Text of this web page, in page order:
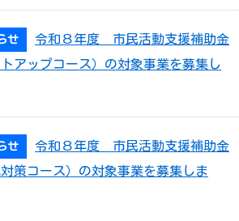
せ
令和８年度 市民活動支援補助金
アップコース）の対象事業を募集し
せ
令和８年度 市民活動支援補助金
策コース）の対象事業を募集しま